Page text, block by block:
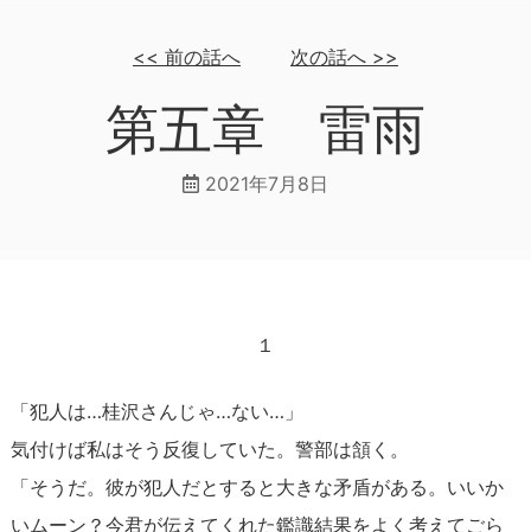
<< 前の話へ 次の話へ>>
第五章 雷雨
2021年7月8日
１
「犯人は…桂沢さんじゃ…ない…」
気付けば私はそう反復していた。警部は頷く。
「そうだ。彼が犯人だとすると大きな矛盾がある。いいか
いムーン？今君が伝えてくれた鑑識結果をよく考えてごら